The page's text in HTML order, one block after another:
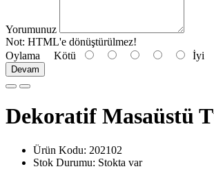
Yorumunuz
Not: HTML'e dönüştürülmez!
Oylama Kötü İyi
Devam
Dekoratif Masaüstü
Ürün Kodu: 202102
Stok Durumu: Stokta var